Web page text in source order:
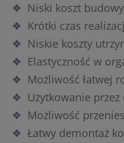
Niski koszt budowy
Krótki czas
Niskie koszty
Elastyczność w
Możliwość łatwej
Użytkowanie przez
Możliwość
Łatwy demontaż